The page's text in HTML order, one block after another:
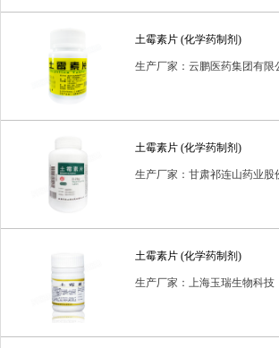
体内诊断试剂 体外诊断试剂
医疗器械一类 医疗器械二类 卫
预包装食品
土霉素片 (化学药制剂)
生产厂家：云鹏医药集团有限
土霉素片 (化学药制剂)
生产厂家：甘肃祁连山药业股
土霉素片 (化学药制剂)
生产厂家：上海玉瑞生物科技